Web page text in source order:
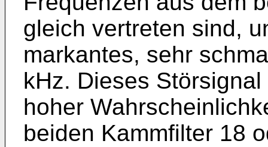
gleich vertreten sind,
markantes, sehr
kHz. Dieses
hoher
beiden Kammfilter 18